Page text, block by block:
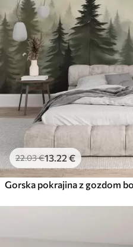
Premium vinil
65.00 39.00 € /m²
Peel and Stick
81 49.00€/m²
22.03€13 .22 €